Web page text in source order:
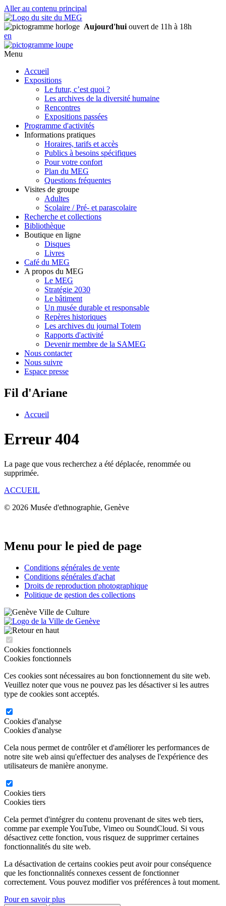
Aller au contenu principal
Aujourd'hui ouvert de 11h à 18h
en
Menu
Accueil
Expositions
Le futur, c’est quoi ?
Les archives de la diversité humaine
Rencontres
Expositions passées
Programme d'activités
Informations pratiques
Horaires, tarifs et accès
Publics à besoins spécifiques
Pour votre confort
Plan du MEG
Questions fréquentes
Visites de groupe
Adultes
Scolaire / Pré- et parascolaire
Recherche et collections
Bibliothèque
Boutique en ligne
Disques
Livres
Café du MEG
A propos du MEG
Le MEG
Stratégie 2030
Le bâtiment
Un musée durable et responsable
Repères historiques
Les archives du journal Totem
Rapports d'activité
Devenir membre de la SAMEG
Nous contacter
Nous suivre
Espace presse
Fil d'Ariane
Accueil
Erreur 404
La page que vous recherchez a été déplacée, renommée ou
supprimée.
ACCUEIL
© 2026 Musée d'ethnographie, Genève
Menu pour le pied de page
Conditions générales de vente
Conditions générales d'achat
Droits de reproduction photographique
Politique de gestion des collections
Cookies fonctionnels
Cookies fonctionnels
Ces cookies sont nécessaires au bon fonctionnement du site web.
Veuillez noter que vous ne pouvez pas les désactiver si les autres
type de cookies sont acceptés.
Cookies d'analyse
Cookies d'analyse
Cela nous permet de contrôler et d'améliorer les performances de
notre site web ainsi qu'effectuer des analyses de l'expérience des
utilisateurs de manière anonyme.
Cookies tiers
Cookies tiers
Cela permet d'intégrer du contenu provenant de sites web tiers,
comme par exemple YouTube, Vimeo ou SoundCloud. Si vous
désactivez cette fonction, vous risquez de supprimer certaines
fonctionnalités du site web.
La désactivation de certains cookies peut avoir pour conséquence
que les fonctionnalités connexes cessent de fonctionner
correctement. Vous pouvez modifier vos préférences à tout moment.
Pour en savoir plus